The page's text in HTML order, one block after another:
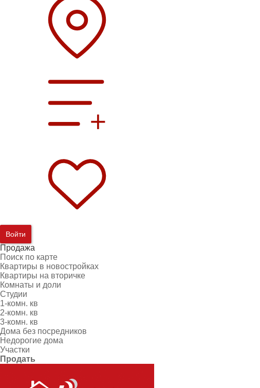
Войти
Продажа
Поиск по карте
Квартиры в новостройках
Квартиры на вторичке
Комнаты и доли
Студии
1-комн. кв
2-комн. кв
3-комн. кв
Дома без посредников
Недорогие дома
Участки
Продать